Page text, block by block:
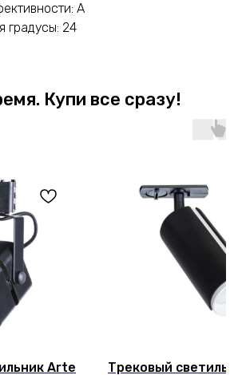
A
градусы: 24
Купи все сразу!
Arte
Трековый